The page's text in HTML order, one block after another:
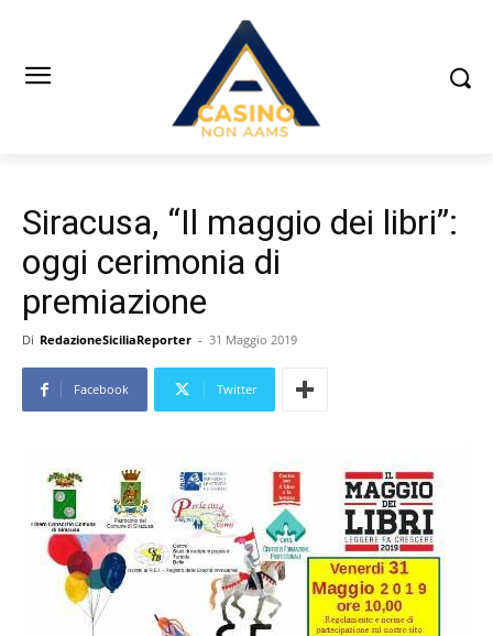
Siracusa, “Il maggio dei libri”:
oggi cerimonia di
premiazione
Di RedazioneSiciliaReporter - 31 Maggio 2019
Facebook Twitter